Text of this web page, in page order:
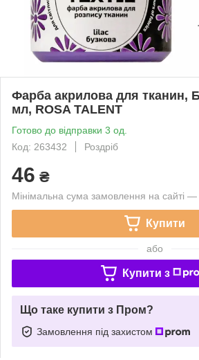
Фарба акрилова для тканин,
мл, ROSA TALENT
Готово до відправки 3 од.
Код: 263432
Роздріб
46 ₴
Мінімальна сума замовлення на сайті
Купити
або
Купити з
Що таке купити з Пром?
Замовлення під захистом